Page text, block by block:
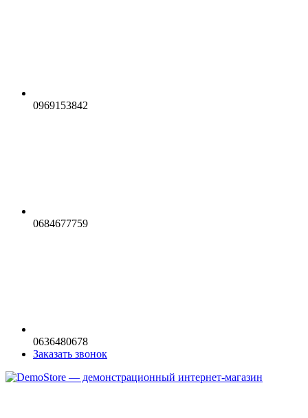
0969153842
0684677759
0636480678
Заказать звонок